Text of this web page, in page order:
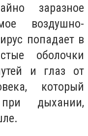
заразное
воздушно-
попадает в
оболочки
и глаз от
который
дыхании,